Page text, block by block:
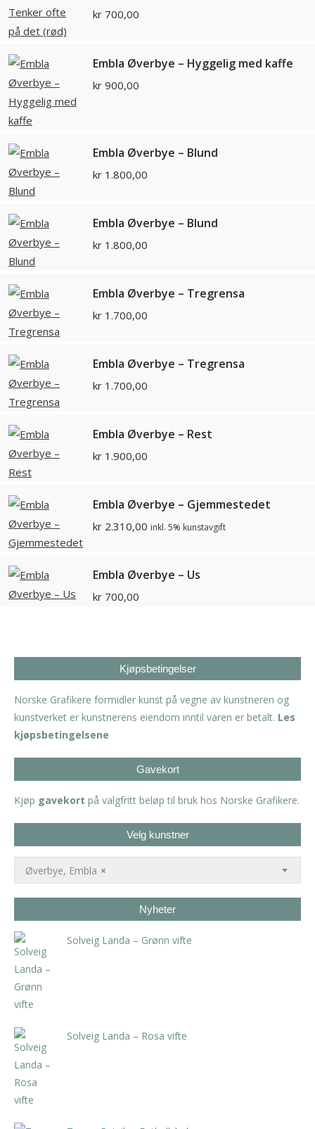
kr 700,00
Embla Øverbye – Hyggelig med kaffe
kr 900,00
Embla Øverbye – Blund
kr 1.800,00
Embla Øverbye – Blund
kr 1.800,00
Embla Øverbye – Tregrensa
kr 1.700,00
Embla Øverbye – Tregrensa
kr 1.700,00
Embla Øverbye – Rest
kr 1.900,00
Embla Øverbye – Gjemmestedet
kr 2.310,00 inkl. 5% kunstavgift
Embla Øverbye – Us
kr 700,00
Kjøpsbetingelser
Norske Grafikere formidler kunst på vegne av kunstneren og
kunstverket er kunstnerens eiendom inntil varen er betalt. Les
kjøpsbetingelsene
Gavekort
Kjøp gavekort på valgfritt beløp til bruk hos Norske Grafikere.
Velg kunstner
×
Øverbye, Embla
Nyheter
Solveig Landa – Grønn vifte
Solveig Landa – Rosa vifte